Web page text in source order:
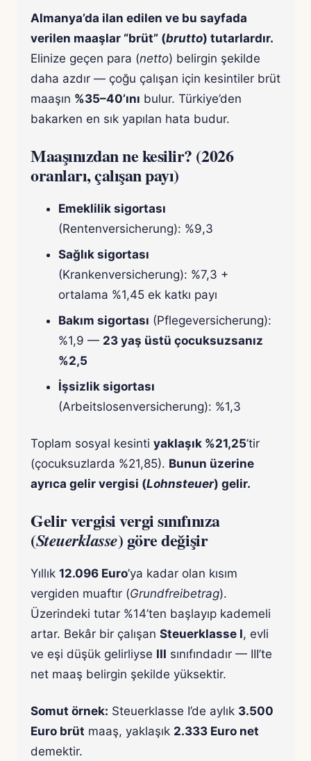
Almanya’da ilan edilen ve bu sayfada
verilen maaşlar “brüt” (brutto) tutarlardır.
Elinize geçen para (netto) belirgin şekilde
daha azdır — çoğu çalışan için kesintiler brüt
maaşın %35–40’ını bulur. Türkiye’den
bakarken en sık yapılan hata budur.
Maaşınızdan ne kesilir? (2026
oranları, çalışan payı)
Emeklilik sigortası
(Rentenversicherung): %9,3
Sağlık sigortası
(Krankenversicherung): %7,3 +
ortalama %1,45 ek katkı payı
Bakım sigortası (Pflegeversicherung):
%1,9 — 23 yaş üstü çocuksuzsanız
%2,5
İşsizlik sigortası
(Arbeitslosenversicherung): %1,3
Toplam sosyal kesinti yaklaşık %21,25’tir
(çocuksuzlarda %21,85). Bunun üzerine
ayrıca gelir vergisi (Lohnsteuer) gelir.
Gelir vergisi vergi sınıfınıza
(Steuerklasse) göre değişir
Yıllık 12.096 Euro’ya kadar olan kısım
vergiden muaftır (Grundfreibetrag).
Üzerindeki tutar %14’ten başlayıp kademeli
artar. Bekâr bir çalışan Steuerklasse I, evli
ve eşi düşük gelirliyse III sınıfındadır — III’te
net maaş belirgin şekilde yüksektir.
Somut örnek: Steuerklasse I’de aylık 3.500
Euro brüt maaş, yaklaşık 2.333 Euro net
demektir.